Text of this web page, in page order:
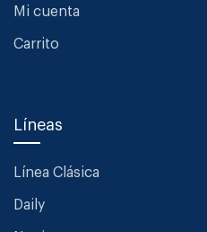
Mi cuenta
Carrito
Líneas
Línea Clásica
Daily